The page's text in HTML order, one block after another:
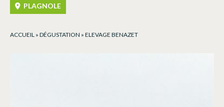
PLAGNOLE
ACCUEIL » DÉGUSTATION » ELEVAGE BENAZET